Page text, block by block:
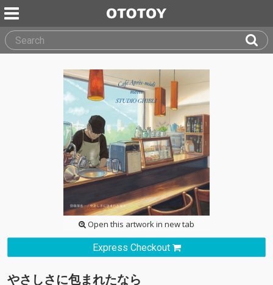
Open this artwork in new tab
Express Checkout
やさしさに包まれたなら